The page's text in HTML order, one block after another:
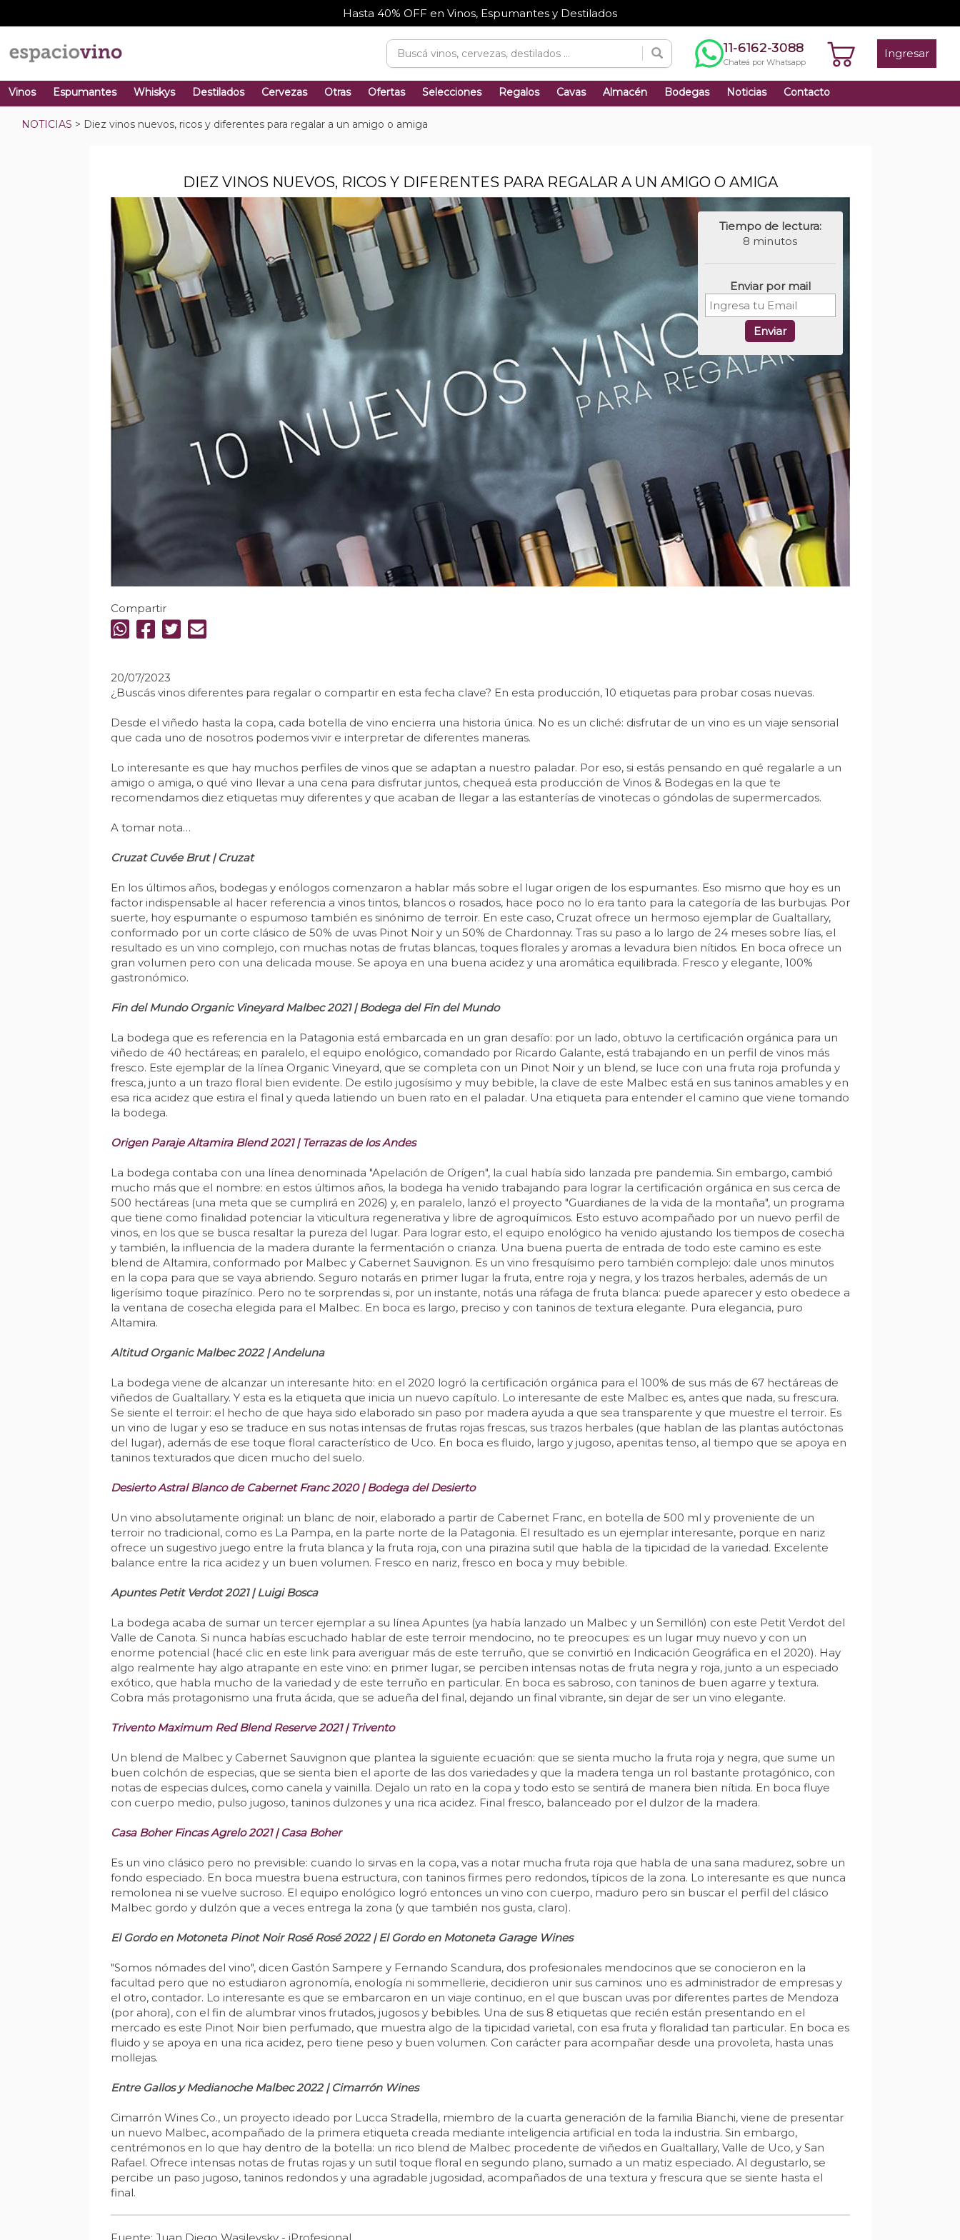
Hasta 40% OFF en Vinos, Espumantes y Destilados
11-6162-3088
Chateá por Whatsapp
Ingresar
Vinos Espumantes Whiskys Destilados Cervezas Otras Ofertas Selecciones Regalos Cavas Almacén Bodegas Noticias Contacto
NOTICIAS > Diez vinos nuevos, ricos y diferentes para regalar a un amigo o amiga
DIEZ VINOS NUEVOS, RICOS Y DIFERENTES PARA REGALAR A UN AMIGO O AMIGA
Tiempo de lectura:
8 minutos
Enviar por mail
Enviar
Compartir
20/07/2023
¿Buscás vinos diferentes para regalar o compartir en esta fecha clave? En esta producción, 10 etiquetas para probar cosas nuevas.
Desde el viñedo hasta la copa, cada botella de vino encierra una historia única. No es un cliché: disfrutar de un vino es un viaje sensorial
que cada uno de nosotros podemos vivir e interpretar de diferentes maneras.
Lo interesante es que hay muchos perfiles de vinos que se adaptan a nuestro paladar. Por eso, si estás pensando en qué regalarle a un
amigo o amiga, o qué vino llevar a una cena para disfrutar juntos, chequeá esta producción de Vinos & Bodegas en la que te
recomendamos diez etiquetas muy diferentes y que acaban de llegar a las estanterías de vinotecas o góndolas de supermercados.
A tomar nota…
Cruzat Cuvée Brut | Cruzat
En los últimos años, bodegas y enólogos comenzaron a hablar más sobre el lugar origen de los espumantes. Eso mismo que hoy es un
factor indispensable al hacer referencia a vinos tintos, blancos o rosados, hace poco no lo era tanto para la categoría de las burbujas. Por
suerte, hoy espumante o espumoso también es sinónimo de terroir. En este caso, Cruzat ofrece un hermoso ejemplar de Gualtallary,
conformado por un corte clásico de 50% de uvas Pinot Noir y un 50% de Chardonnay. Tras su paso a lo largo de 24 meses sobre lías, el
resultado es un vino complejo, con muchas notas de frutas blancas, toques florales y aromas a levadura bien nítidos. En boca ofrece un
gran volumen pero con una delicada mouse. Se apoya en una buena acidez y una aromática equilibrada. Fresco y elegante, 100%
gastronómico.
Fin del Mundo Organic Vineyard Malbec 2021 | Bodega del Fin del Mundo
La bodega que es referencia en la Patagonia está embarcada en un gran desafío: por un lado, obtuvo la certificación orgánica para un
viñedo de 40 hectáreas; en paralelo, el equipo enológico, comandado por Ricardo Galante, está trabajando en un perfil de vinos más
fresco. Este ejemplar de la línea Organic Vineyard, que se completa con un Pinot Noir y un blend, se luce con una fruta roja profunda y
fresca, junto a un trazo floral bien evidente. De estilo jugosísimo y muy bebible, la clave de este Malbec está en sus taninos amables y en
esa rica acidez que estira el final y queda latiendo un buen rato en el paladar. Una etiqueta para entender el camino que viene tomando
la bodega.
Origen Paraje Altamira Blend 2021 | Terrazas de los Andes
La bodega contaba con una línea denominada "Apelación de Orígen", la cual había sido lanzada pre pandemia. Sin embargo, cambió
mucho más que el nombre: en estos últimos años, la bodega ha venido trabajando para lograr la certificación orgánica en sus cerca de
500 hectáreas (una meta que se cumplirá en 2026) y, en paralelo, lanzó el proyecto "Guardianes de la vida de la montaña", un programa
que tiene como finalidad potenciar la viticultura regenerativa y libre de agroquímicos. Esto estuvo acompañado por un nuevo perfil de
vinos, en los que se busca resaltar la pureza del lugar. Para lograr esto, el equipo enológico ha venido ajustando los tiempos de cosecha
y también, la influencia de la madera durante la fermentación o crianza. Una buena puerta de entrada de todo este camino es este
blend de Altamira, conformado por Malbec y Cabernet Sauvignon. Es un vino fresquísimo pero también complejo: dale unos minutos
en la copa para que se vaya abriendo. Seguro notarás en primer lugar la fruta, entre roja y negra, y los trazos herbales, además de un
ligerísimo toque pirazínico. Pero no te sorprendas si, por un instante, notás una ráfaga de fruta blanca: puede aparecer y esto obedece a
la ventana de cosecha elegida para el Malbec. En boca es largo, preciso y con taninos de textura elegante. Pura elegancia, puro
Altamira.
Altitud Organic Malbec 2022 | Andeluna
La bodega viene de alcanzar un interesante hito: en el 2020 logró la certificación orgánica para el 100% de sus más de 67 hectáreas de
viñedos de Gualtallary. Y esta es la etiqueta que inicia un nuevo capítulo. Lo interesante de este Malbec es, antes que nada, su frescura.
Se siente el terroir: el hecho de que haya sido elaborado sin paso por madera ayuda a que sea transparente y que muestre el terroir. Es
un vino de lugar y eso se traduce en sus notas intensas de frutas rojas frescas, sus trazos herbales (que hablan de las plantas autóctonas
del lugar), además de ese toque floral característico de Uco. En boca es fluido, largo y jugoso, apenitas tenso, al tiempo que se apoya en
taninos texturados que dicen mucho del suelo.
Desierto Astral Blanco de Cabernet Franc 2020 | Bodega del Desierto
Un vino absolutamente original: un blanc de noir, elaborado a partir de Cabernet Franc, en botella de 500 ml y proveniente de un
terroir no tradicional, como es La Pampa, en la parte norte de la Patagonia. El resultado es un ejemplar interesante, porque en nariz
ofrece un sugestivo juego entre la fruta blanca y la fruta roja, con una pirazina sutil que habla de la tipicidad de la variedad. Excelente
balance entre la rica acidez y un buen volumen. Fresco en nariz, fresco en boca y muy bebible.
Apuntes Petit Verdot 2021 | Luigi Bosca
La bodega acaba de sumar un tercer ejemplar a su línea Apuntes (ya había lanzado un Malbec y un Semillón) con este Petit Verdot del
Valle de Canota. Si nunca habías escuchado hablar de este terroir mendocino, no te preocupes: es un lugar muy nuevo y con un
enorme potencial (hacé clic en este link para averiguar más de este terruño, que se convirtió en Indicación Geográfica en el 2020). Hay
algo realmente hay algo atrapante en este vino: en primer lugar, se perciben intensas notas de fruta negra y roja, junto a un especiado
exótico, que habla mucho de la variedad y de este terruño en particular. En boca es sabroso, con taninos de buen agarre y textura.
Cobra más protagonismo una fruta ácida, que se adueña del final, dejando un final vibrante, sin dejar de ser un vino elegante.
Trivento Maximum Red Blend Reserve 2021 | Trivento
Un blend de Malbec y Cabernet Sauvignon que plantea la siguiente ecuación: que se sienta mucho la fruta roja y negra, que sume un
buen colchón de especias, que se sienta bien el aporte de las dos variedades y que la madera tenga un rol bastante protagónico, con
notas de especias dulces, como canela y vainilla. Dejalo un rato en la copa y todo esto se sentirá de manera bien nítida. En boca fluye
con cuerpo medio, pulso jugoso, taninos dulzones y una rica acidez. Final fresco, balanceado por el dulzor de la madera.
Casa Boher Fincas Agrelo 2021 | Casa Boher
Es un vino clásico pero no previsible: cuando lo sirvas en la copa, vas a notar mucha fruta roja que habla de una sana madurez, sobre un
fondo especiado. En boca muestra buena estructura, con taninos firmes pero redondos, típicos de la zona. Lo interesante es que nunca
remolonea ni se vuelve sucroso. El equipo enológico logró entonces un vino con cuerpo, maduro pero sin buscar el perfil del clásico
Malbec gordo y dulzón que a veces entrega la zona (y que también nos gusta, claro).
El Gordo en Motoneta Pinot Noir Rosé Rosé 2022 | El Gordo en Motoneta Garage Wines
"Somos nómades del vino", dicen Gastón Sampere y Fernando Scandura, dos profesionales mendocinos que se conocieron en la
facultad pero que no estudiaron agronomía, enología ni sommellerie, decidieron unir sus caminos: uno es administrador de empresas y
el otro, contador. Lo interesante es que se embarcaron en un viaje continuo, en el que buscan uvas por diferentes partes de Mendoza
(por ahora), con el fin de alumbrar vinos frutados, jugosos y bebibles. Una de sus 8 etiquetas que recién están presentando en el
mercado es este Pinot Noir bien perfumado, que muestra algo de la tipicidad varietal, con esa fruta y floralidad tan particular. En boca es
fluido y se apoya en una rica acidez, pero tiene peso y buen volumen. Con carácter para acompañar desde una provoleta, hasta unas
mollejas.
Entre Gallos y Medianoche Malbec 2022 | Cimarrón Wines
Cimarrón Wines Co., un proyecto ideado por Lucca Stradella, miembro de la cuarta generación de la familia Bianchi, viene de presentar
un nuevo Malbec, acompañado de la primera etiqueta creada mediante inteligencia artificial en toda la industria. Sin embargo,
centrémonos en lo que hay dentro de la botella: un rico blend de Malbec procedente de viñedos en Gualtallary, Valle de Uco, y San
Rafael. Ofrece intensas notas de frutas rojas y un sutil toque floral en segundo plano, sumado a un matiz especiado. Al degustarlo, se
percibe un paso jugoso, taninos redondos y una agradable jugosidad, acompañados de una textura y frescura que se siente hasta el
final.
Fuente: Juan Diego Wasilevsky - iProfesional.